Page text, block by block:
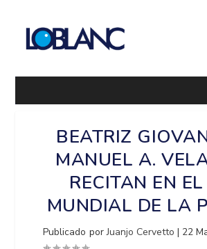
BEATRIZ
MANUEL A.
RECITAN EN
MUNDIAL DE LA
Publicado porJuanjo Cervetto | 22